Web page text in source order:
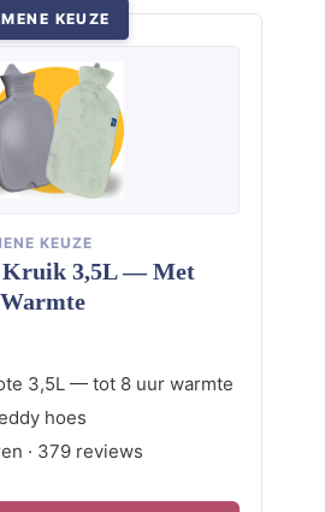
KEUZE
KEUZE
Kruik 3,5L — Met
3,5L — tot 8 uur warmte
hoes
· 379 reviews